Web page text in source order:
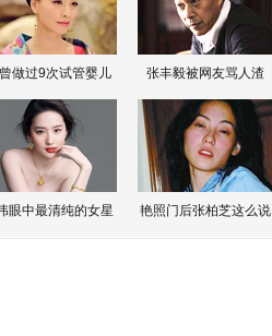
做过9次试管婴儿 张丰毅被网友骂人渣
眼中最清纯的女星 艳照门后张柏芝这么说